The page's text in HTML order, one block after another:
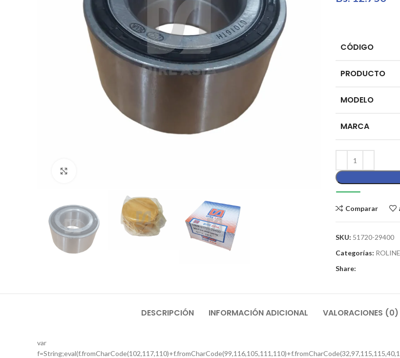
CÓDIGO
PRODUCTO
MODELO
MARCA
Comparar
SKU: 51720-29400
Categorías:
Share:
DESCRIPCIÓN INFORMACIÓN ADICIONAL VALORACIONES (0)
var